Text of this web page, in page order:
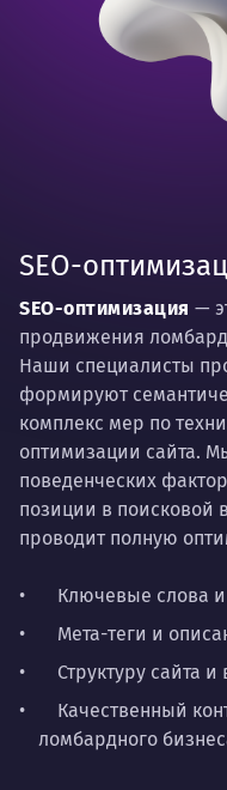
SEO-
SEO-оптимизация —
продвижения
Наши специалисты
формируют
комплекс мер по
оптимизации сайта.
поведенческих
позиции в поисковой
проводит полную
Ключевые слова и
Мета-теги и
Структуру сайта
Качественный
ломбардного